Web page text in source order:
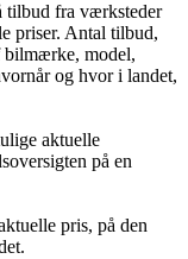
tilbud fra værksteder
priser. Antal tilbud,
bilmærke, model,
og hvor i landet,
aktuelle
på en
pris, på den